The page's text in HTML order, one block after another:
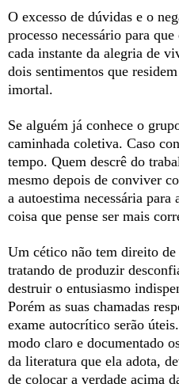
O excesso de dúvidas e o
processo necessário para que
cada instante da alegria de
dois sentimentos que
imortal.
Se alguém já conhece o
caminhada coletiva. Caso
tempo. Quem descrê do
mesmo depois de conviver
a autoestima necessária
coisa que pense ser mais
Um cético não tem direito
tratando de produzir
destruir o entusiasmo
Porém as suas chamadas
exame autocrítico serão
modo claro e documentado
da literatura que ela adota,
de colocar a verdade acima